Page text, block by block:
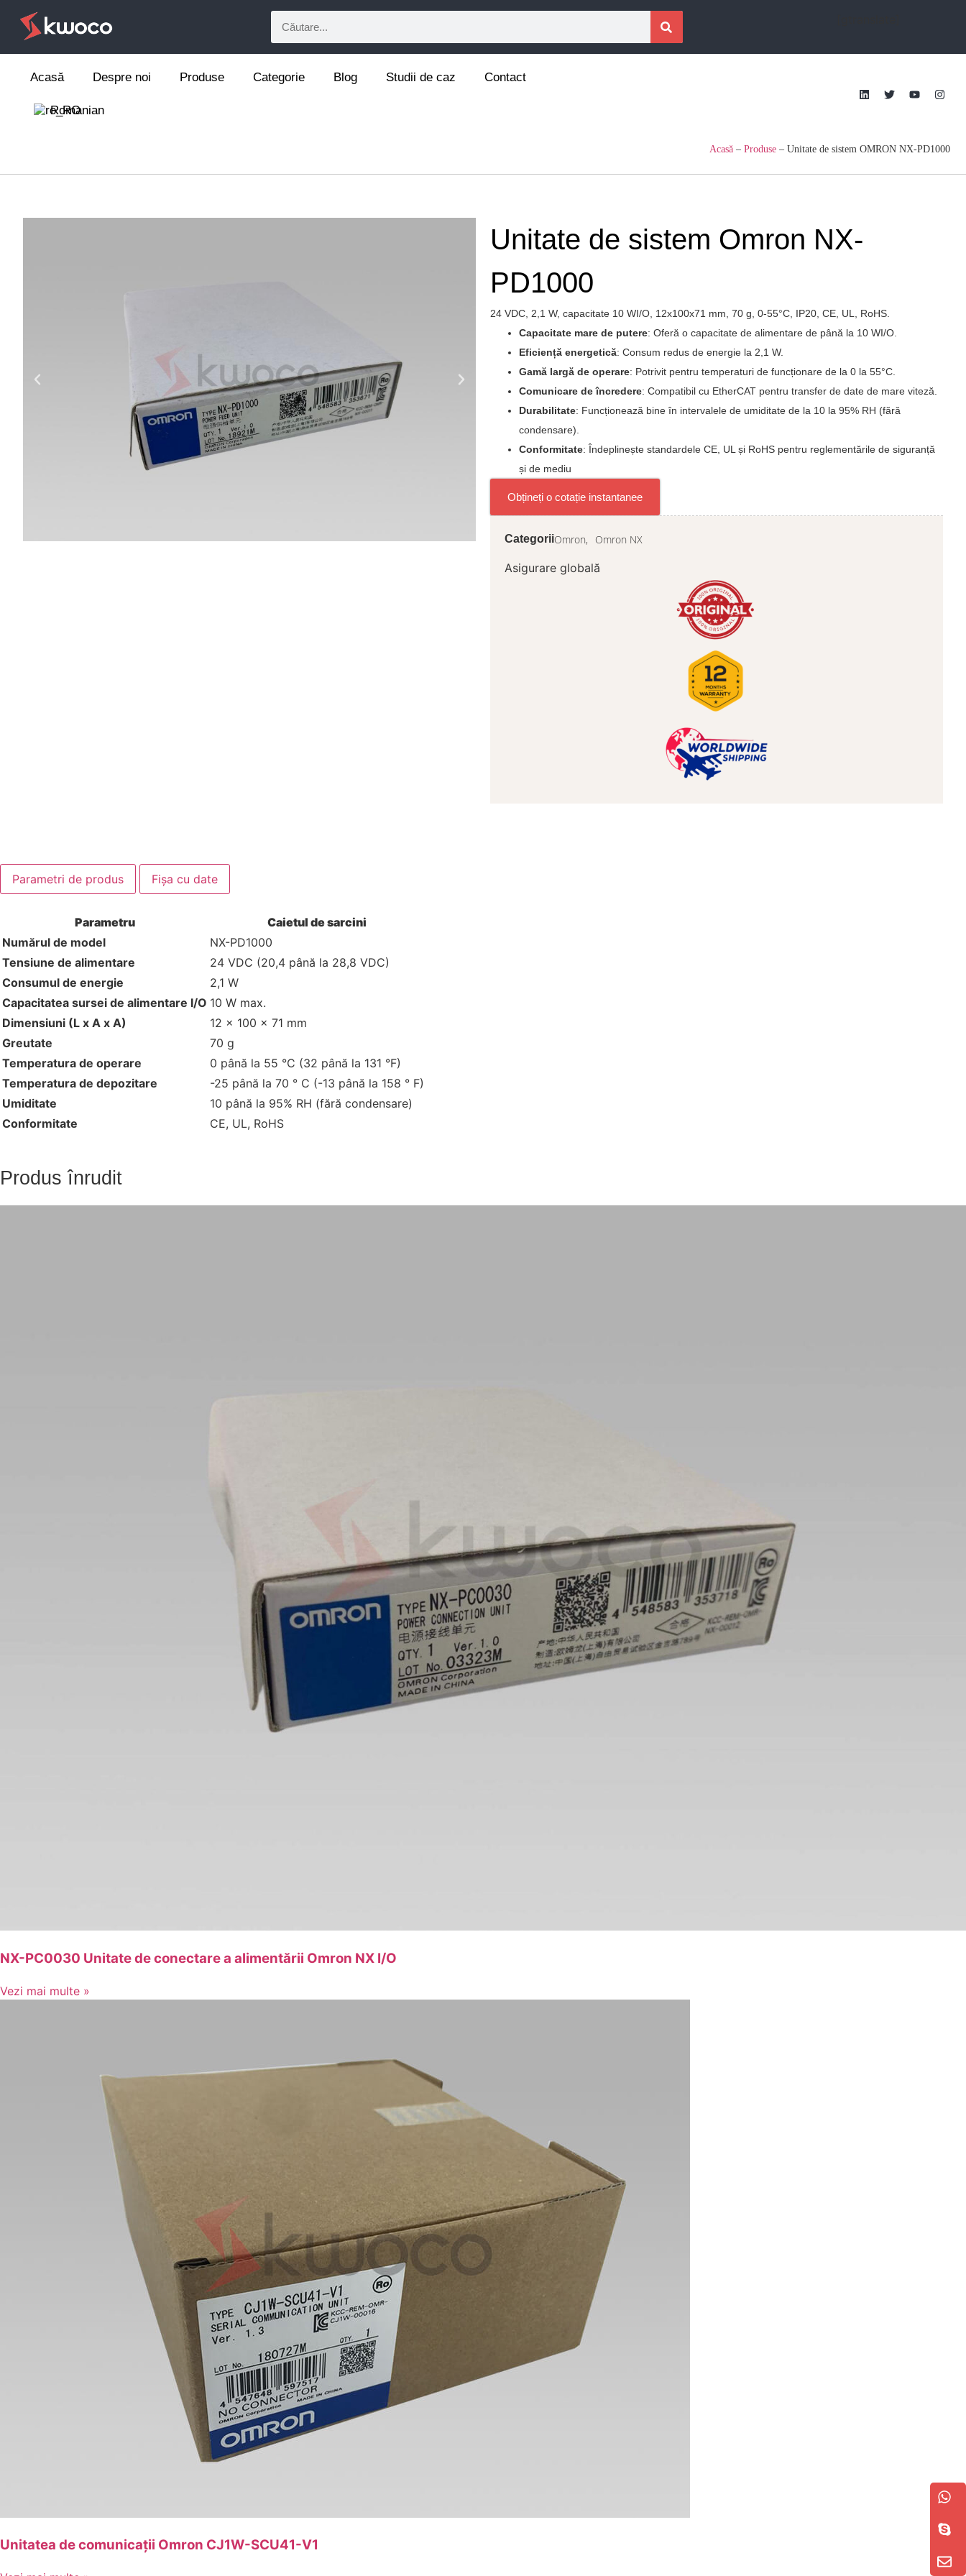
Acasă Despre noi Produse Categorie Blog Studii de caz Contact
Romanian
Acasă – Produse – Unitate de sistem OMRON NX-PD1000
Unitate de sistem Omron NX-
PD1000
24 VDC, 2,1 W, capacitate 10 WI/O, 12x100x71 mm, 70 g, 0-55°C, IP20, CE, UL, RoHS.
Capacitate mare de putere: Oferă o capacitate de alimentare de până la 10 WI/O.
Eficiență energetică: Consum redus de energie la 2,1 W.
Gamă largă de operare: Potrivit pentru temperaturi de funcționare de la 0 la 55°C.
Comunicare de încredere: Compatibil cu EtherCAT pentru transfer de date de mare viteză.
Durabilitate: Funcționează bine în intervalele de umiditate de la 10 la 95% RH (fără
condensare).
Conformitate: Îndeplinește standardele CE, UL și RoHS pentru reglementările de siguranță
și de mediu
Obțineți o cotație instantanee
CategoriiOmron, Omron NX
Asigurare globală
Parametri de produs Fișa cu date
Parametru
Caietul de sarcini
Numărul de model
NX-PD1000
Tensiune de alimentare
24 VDC (20,4 până la 28,8 VDC)
Consumul de energie
2,1 W
Capacitatea sursei de alimentare I/O 10 W max.
Dimensiuni (L x A x A)
12 x 100 x 71 mm
Greutate
70 g
Temperatura de operare
0 până la 55 °C (32 până la 131 °F)
Temperatura de depozitare
-25 până la 70 ° C (-13 până la 158 ° F)
Umiditate
10 până la 95% RH (fără condensare)
Conformitate
CE, UL, RoHS
Produs înrudit
NX-PC0030 Unitate de conectare a alimentării Omron NX I/O
Vezi mai multe »
Unitatea de comunicații Omron CJ1W-SCU41-V1